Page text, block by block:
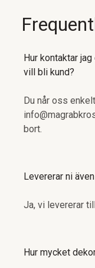
Hur kontaktar
vill bli kund?
Du når oss
bort.
Levererar ni
Ja, vi levererar
Hur mycket